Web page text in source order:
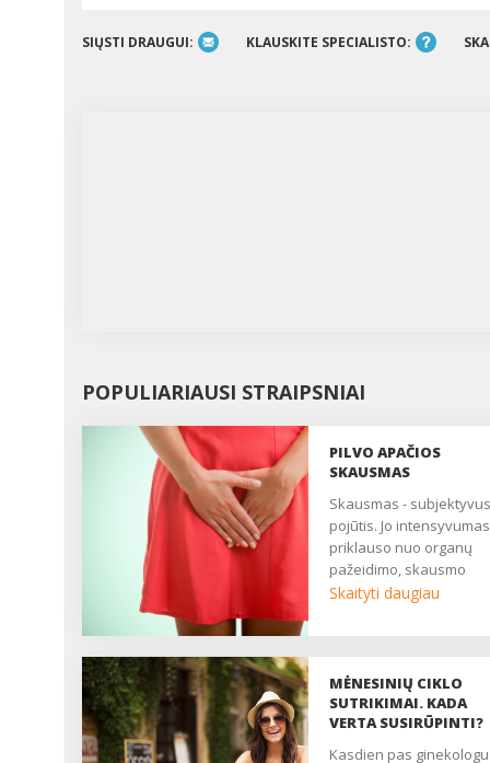
SIŲSTI DRAUGUI: KLAUSKITE SPECIALISTO:
POPULIARIAUSI STRAIPSNIAI
PILVO APAČIOS
SKAUSMAS
Skausmas - subjektyvus
pojūtis. Jo intensyvumas
priklauso nuo organų
pažeidimo, skausmo
slenksčio, centrinės
skausmą, kuris trukdo
gyventi, pailsėti, užmigti.
yra pagrindinis daugelio
ginekologinių ligų
Skaityti daugiau
MĖNESINIŲ CIKLO
SUTRIKIMAI. KADA
VERTA SUSIRŪPINTI?
Kasdien pas ginekologus